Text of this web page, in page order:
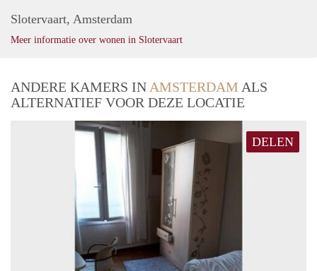
Slotervaart, Amsterdam
Meer informatie over wonen in Slotervaart
ANDERE KAMERS IN AMSTERDAM ALS
ALTERNATIEF VOOR DEZE LOCATIE
DELEN